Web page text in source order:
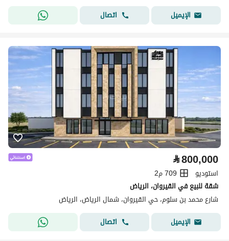
الإيميل
اتصال
⃁800,000
استوديو
709 م2
شقة للبيع في القيروان، الرياض
شارع محمد بن سلوم، حي القيروان، شمال الرياض، الرياض
الإيميل
اتصال